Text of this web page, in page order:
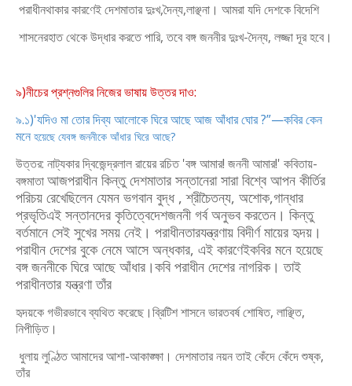
পরাধীনথাকার কারণেই দেশমাতার দুঃখ,দৈন্য,লাঞ্ছনা। আমরা যদি দেশকে বিদেশি
শাসনেরহাত থেকে উদ্ধার করতে পারি, তবে বঙ্গ জননীর দুঃখ-দৈন্য, লজ্জা দূর হবে।
৯)নীচের প্রশ্নগুলির নিজের ভাষায় উত্তর দাও:
৯.১)'যদিও মা তোর দিব্য আলোকে ঘিরে আছে আজ আঁধার ঘোর ?”—কবির কেন
মনে হয়েছে যেবঙ্গ জননীকে আঁধার ঘিরে আছে?
উত্তর: নাট্যকার দ্বিজেন্দ্রলাল রায়ের রচিত 'বঙ্গ আমার! জননী আমার!' কবিতায়-
বঙ্গমাতাআজপরাধীন কিন্তু দেশমাতার সন্তানেরা সারা বিশ্বে আপন কীর্তির
পরিচয় রেখেছিলেন যেমন ভগবান বুদ্ধ , শ্রীচৈতন্য, অশোক,গান্ধার
প্রভৃতিএই সন্তানদের কৃতিত্বেদেশজননী গর্বঅনুভব করতেন। কিন্তু
বর্তমানে সেই সুখের সময় নেই। পরাধীনতারযন্ত্রণায় বিদীর্ণ মায়েরহৃদয়।
পরাধীন দেশের বুকে নেমে আসে অন্ধকার, এই কারণেইকবির মনে হয়েছে
বঙ্গজননীকে ঘিরে আছে আঁধার।কবি পরাধীন দেশের নাগরিক। তাই
পরাধীনতার যন্ত্রণা তাঁর
হৃদয়কে গভীরভাবে ব্যথিত করেছে।ব্রিটিশ শাসনে ভারতবর্ষ শোষিত, লাঞ্ছিত,
নিপীড়িত।
ধুলায় লুণ্ঠিত আমাদের আশা-আকাঙ্ক্ষা। দেশমাতার নয়ন তাই কেঁদে কেঁদে শুষ্ক,
তাঁর